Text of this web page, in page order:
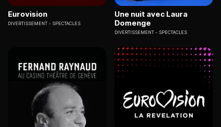
Eurovision
DIVERTISSEMENT SPECTACLES
Une nuit avec Laura
Domenge
DIVERTISSEMENT SPECTACLES